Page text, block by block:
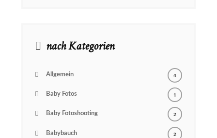
nach Kategorien
Allgemein 4
Baby Fotos 1
Baby Fotoshooting 2
Babybauch 2